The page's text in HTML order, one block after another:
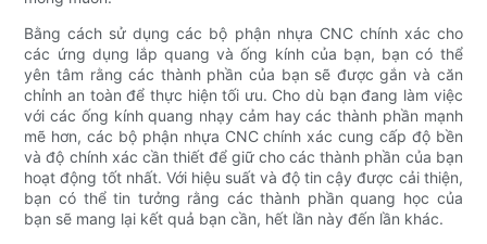
Bằng cách sử dụng các bộ phận nhựa CNC chính xác cho
các ứng dụng lắp quang và ống kính của bạn, bạn có thể
yên tâm rằng các thành phần của bạn sẽ được gắn và căn
chỉnh an toàn để thực hiện tối ưu. Cho dù bạn đang làm việc
với các ống kính quang nhạy cảm hay các thành phần mạnh
mẽ hơn, các bộ phận nhựa CNC chính xác cung cấp độ bền
và độ chính xác cần thiết để giữ cho các thành phần của bạn
hoạt động tốt nhất. Với hiệu suất và độ tin cậy được cải thiện,
bạn có thể tin tưởng rằng các thành phần quang học của
bạn sẽ mang lại kết quả bạn cần, hết lần này đến lần khác.